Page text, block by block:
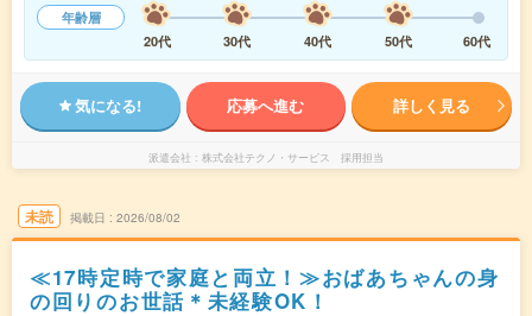
年齢層
20代
30代 40代 50代 60代
気になる! 応募へ進む 詳しく見る
派遣会社 株式会社テクノ・サービス 採用担当
未読 掲載日 2026/08/02
≪17時定時で家庭と両立！≫おばあちゃんの身
の回りのお世話＊未経験OK！